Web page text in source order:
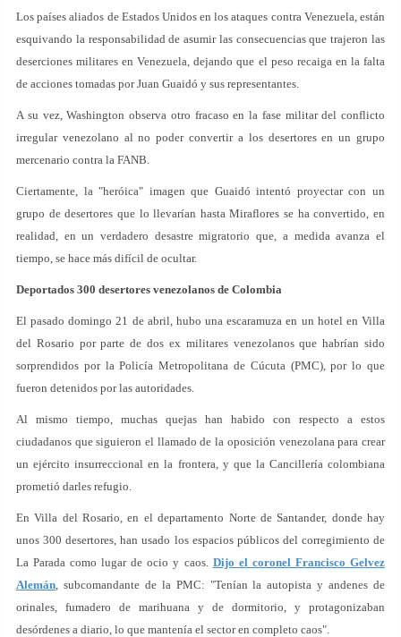
Los países aliados de Estados Unidos en los ataques contra Venezuela, están
esquivando la responsabilidad de asumir las consecuencias que trajeron las
deserciones militares en Venezuela, dejando que el peso recaiga en la falta
de acciones tomadas por Juan Guaidó y sus representantes.
A su vez, Washington observa otro fracaso en la fase militar del conflicto
irregular venezolano al no poder convertir a los desertores en un grupo
mercenario contra la FANB.
Ciertamente, la "heróica" imagen que Guaidó intentó proyectar con un
grupo de desertores que lo llevarían hasta Miraflores se ha convertido, en
realidad, en un verdadero desastre migratorio que, a medida avanza el
tiempo, se hace más difícil de ocultar.
Deportados 300 desertores venezolanos de Colombia
El pasado domingo 21 de abril, hubo una escaramuza en un hotel en Villa
del Rosario por parte de dos ex militares venezolanos que habrían sido
sorprendidos por la Policía Metropolitana de Cúcuta (PMC), por lo que
fueron detenidos por las autoridades.
Al mismo tiempo, muchas quejas han habido con respecto a estos
ciudadanos que siguieron el llamado de la oposición venezolana para crear
un ejército insurreccional en la frontera, y que la Cancillería colombiana
prometió darles refugio.
En Villa del Rosario, en el departamento Norte de Santander, donde hay
unos 300 desertores, han usado los espacios públicos del corregimiento de
La Parada como lugar de ocio y caos. Dijo el coronel Francisco Gelvez
Alemán, subcomandante de la PMC: "Tenían la autopista y andenes de
orinales, fumadero de marihuana y de dormitorio, y protagonizaban
desórdenes a diario, lo que mantenía el sector en completo caos".